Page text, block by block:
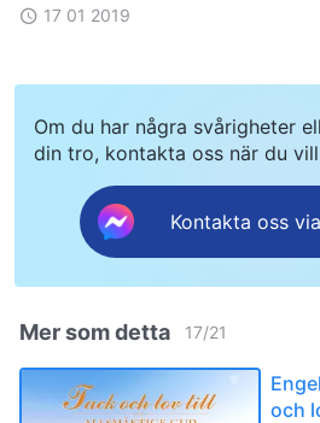
17 01 2019
Om du har några svårigheter
din tro, kontakta oss när du
Kontakta oss
Mer som detta 17/21
och